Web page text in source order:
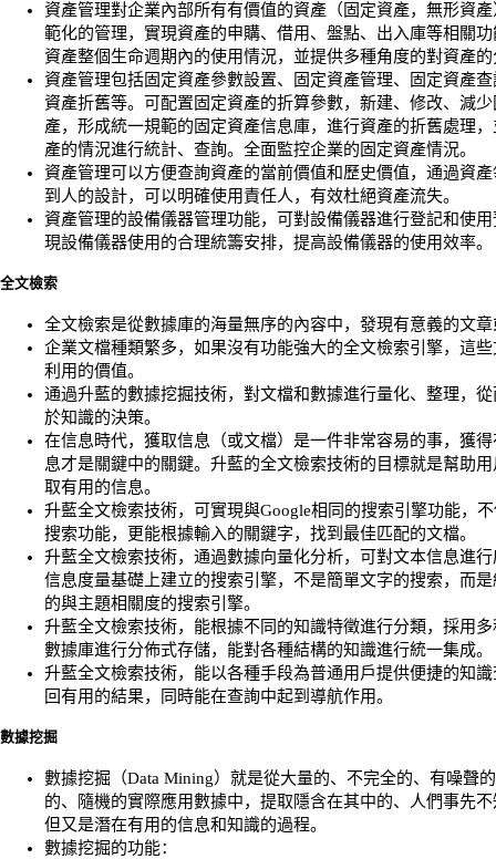
資產管理對企業內部所有有價值的資產（固定資產，無形資
範化的管理，實現資產的申購、借用、盤點、出入庫等相關
資產整個生命週期內的使用情況，並提供多種角度的對資產
資產管理包括固定資產參數設置、固定資產管理、固定資產
資產折舊等。可配置固定資產的折算參數，新建、修改、減
產，形成統一規範的固定資產信息庫，進行資產的折舊處理
產的情況進行統計、查詢。全面監控企業的固定資產情況。
資產管理可以方便查詢資產的當前價值和歷史價值，通過資
到人的設計，可以明確使用責任人，有效杜絕資產流失。
資產管理的設備儀器管理功能，可對設備儀器進行登記和使
現設備儀器使用的合理統籌安排，提高設備儀器的使用效率。
全文檢索
全文檢索是從數據庫的海量無序的內容中，發現有意義的文
企業文檔種類繁多，如果沒有功能強大的全文檢索引擎，這
利用的價值。
通過升藍的數據挖掘技術，對文檔和數據進行量化、整理，
於知識的決策。
在信息時代，獲取信息（或文檔）是一件非常容易的事，獲
息才是關鍵中的關鍵。升藍的全文檢索技術的目標就是幫助
取有用的信息。
升藍全文檢索技術，可實現與Google相同的搜索引擎功能，
搜索功能，更能根據輸入的關鍵字，找到最佳匹配的文檔。
升藍全文檢索技術，通過數據向量化分析，可對文本信息進
信息度量基礎上建立的搜索引擎，不是簡單文字的搜索，而
的與主題相關度的搜索引擎。
升藍全文檢索技術，能根據不同的知識特徵進行分類，採用
數據庫進行分佈式存儲，能對各種結構的知識進行統一集成。
升藍全文檢索技術，能以各種手段為普通用戶提供便捷的知
回有用的結果，同時能在查詢中起到導航作用。
數據挖掘
數據挖掘（Data Mining）就是從大量的、不完全的、有噪聲
的、隨機的實際應用數據中，提取隱含在其中的、人們事先
但又是潛在有用的信息和知識的過程。
數據挖掘的功能：